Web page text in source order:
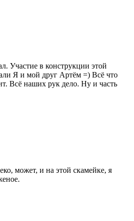
Участие в конструкции этой
Я и мой друг Артём =) Всё что
Всё наших рук дело. Ну и часть
может, и на этой скамейке, я